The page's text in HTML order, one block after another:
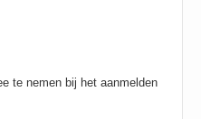
te nemen bij het aanmelden